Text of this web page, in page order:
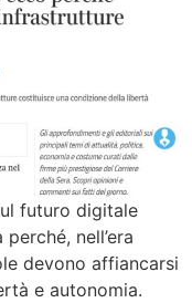
futuro digitale
nell’era
devono affiancarsi
e autonomia.